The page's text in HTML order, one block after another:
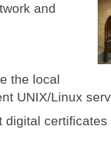
and
the local
UNIX/Linux
digital